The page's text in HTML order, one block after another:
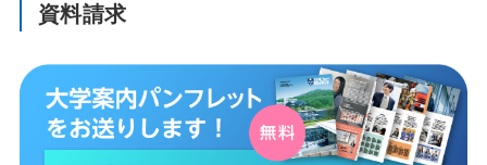
資料請求